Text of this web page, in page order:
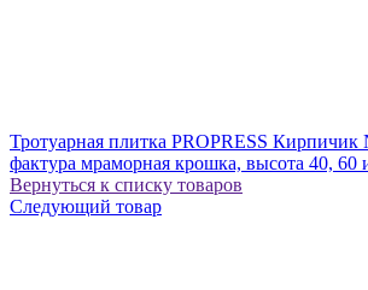
Тротуарная плитка PROPRESS
фактура мраморная крошка, высота 40, 60
Вернуться к списку товаров
Следующий товар